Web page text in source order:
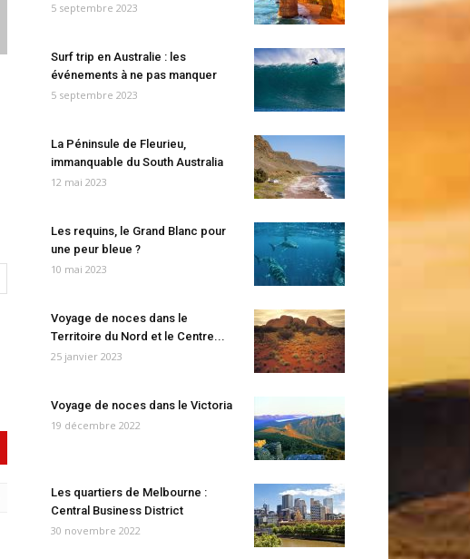
5 septembre 2023
Surf trip en Australie : les
événements à ne pas manquer
5 septembre 2023
La Péninsule de Fleurieu,
immanquable du South Australia
12 mai 2023
Les requins, le Grand Blanc pour
une peur bleue ?
10 mai 2023
Voyage de noces dans le
Territoire du Nord et le Centre...
25 janvier 2023
Voyage de noces dans le Victoria
19 décembre 2022
Les quartiers de Melbourne :
Central Business District
30 novembre 2022